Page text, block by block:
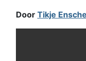
Door Tikje